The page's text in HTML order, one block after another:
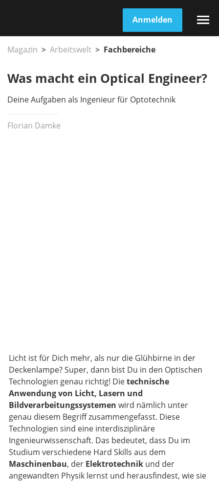
Anmelden
Magazin Arbeitswelt Fachbereiche
Was macht ein Optical Engineer?
Deine Aufgaben als Ingenieur für Optotechnik
Florian Damke
Licht ist für Dich mehr, als nur die Glühbirne in der
Deckenlampe? Super, dann bist Du in den Optischen
Technologien genau richtig! Die technische
Anwendung von Licht, Lasern und
Bildverarbeitungssystemen wird nämlich unter
genau diesem Begriff zusammengefasst. Diese
Technologien sind eine interdisziplinäre
Ingenieurwissenschaft. Das bedeutet, dass Du im
Studium verschiedene Hard Skills aus dem
Maschinenbau, der Elektrotechnik und der
angewandten Physik lernst und herausfindest, wie sie